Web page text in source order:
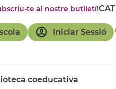
Iniciar Sessió
te al nostre butlletí!CAT
coeducativa